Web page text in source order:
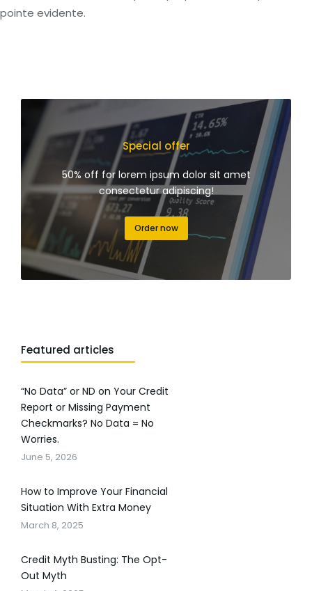
pointe evidente.
Special offer
50% off for lorem ipsum dolor sit amet
consectetur adipiscing!
Order now
Featured articles
“No Data” or ND on Your Credit
Report or Missing Payment
Checkmarks? No Data = No
Worries.
June 5, 2026
How to Improve Your Financial
Situation With Extra Money
March 8, 2025
Credit Myth Busting: The Opt-
Out Myth